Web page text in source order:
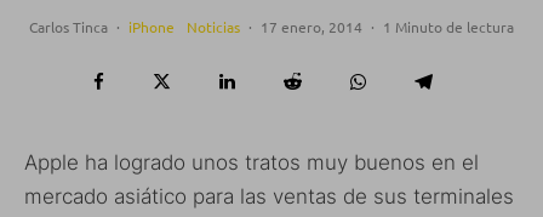
Carlos Tinca · iPhone Noticias · 17 enero, 2014 · 1 Minuto de lectura
Apple ha logrado unos tratos muy buenos en el
mercado asiático para las ventas de sus terminales